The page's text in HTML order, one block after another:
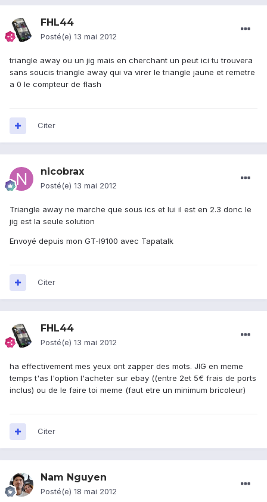
FHL44
Posté(e) 13 mai 2012
triangle away ou un jig mais en cherchant un peut ici tu trouvera
sans soucis triangle away qui va virer le triangle jaune et remetre
a 0 le compteur de flash
Citer
nicobrax
Posté(e) 13 mai 2012
Triangle away ne marche que sous ics et lui il est en 2.3 donc le
jig est la seule solution
Envoyé depuis mon GT-I9100 avec Tapatalk
Citer
FHL44
Posté(e) 13 mai 2012
ha effectivement mes yeux ont zapper des mots. JIG en meme
temps t'as l'option l'acheter sur ebay ((entre 2et 5€ frais de ports
inclus) ou de le faire toi meme (faut etre un minimum bricoleur)
Citer
Nam Nguyen
Posté(e) 18 mai 2012